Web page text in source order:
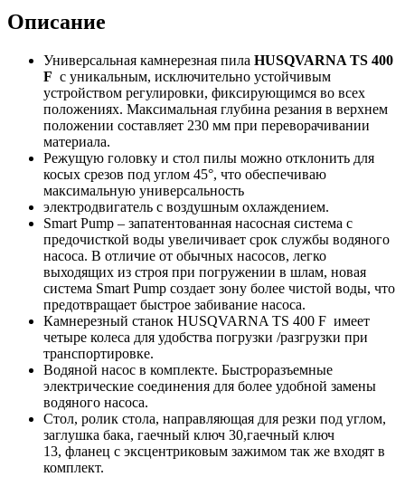
Описание
Универсальная камнерезная пила HUSQVARNA TS 400
F с уникальным, исключительно устойчивым
устройством регулировки, фиксирующимся во всех
положениях. Максимальная глубина резания в верхнем
положении составляет 230 мм при переворачивании
материала.
Режущую головку и стол пилы можно отклонить для
косых срезов под углом 45°, что обеспечиваю
максимальную универсальность
электродвигатель с воздушным охлаждением.
Smart Pump – запатентованная насосная система с
предочисткой воды увеличивает срок службы водяного
насоса. В отличие от обычных насосов, легко
выходящих из строя при погружении в шлам, новая
система Smart Pump создает зону более чистой воды, что
предотвращает быстрое забивание насоса.
Камнерезный станок HUSQVARNA TS 400 F имеет
четыре колеса для удобства погрузки /разгрузки при
транспортировке.
Водяной насос в комплекте. Быстроразъемные
электрические соединения для более удобной замены
водяного насоса.
Стол, ролик стола, направляющая для резки под углом,
заглушка бака, гаечный ключ 30,гаечный ключ
13, фланец с эксцентриковым зажимом так же входят в
комплект.